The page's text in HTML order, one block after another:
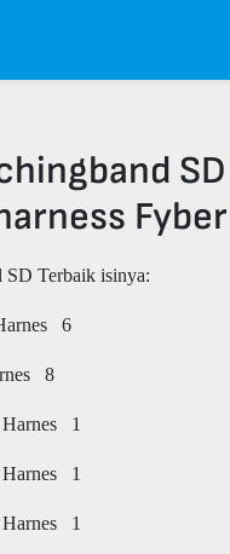
Fyber
Terbaik isinya:
6
8
Harnes 1
Harnes 1
Harnes 1